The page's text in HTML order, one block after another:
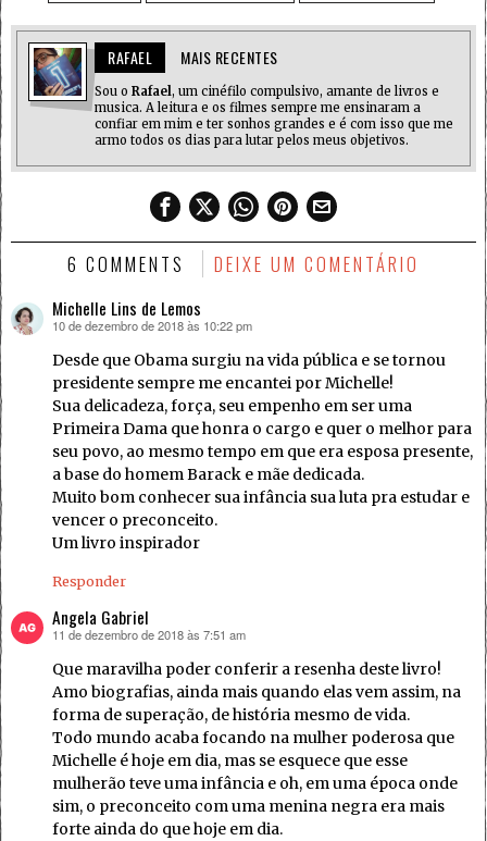
RAFAEL MAIS RECENTES
Sou o Rafael, um cinéfilo compulsivo, amante de livros e
musica. A leitura e os filmes sempre me ensinaram a
confiar em mim e ter sonhos grandes e é com isso que me
armo todos os dias para lutar pelos meus objetivos.
6 COMMENTS DEIXE UM COMENTÁRIO
Michelle Lins de Lemos
disse:
10 de dezembro de 2018 às 10:22 pm
Desde que Obama surgiu na vida pública e se tornou
presidente sempre me encantei por Michelle!
Sua delicadeza, força, seu empenho em ser uma
Primeira Dama que honra o cargo e quer o melhor para
seu povo, ao mesmo tempo em que era esposa presente,
a base do homem Barack e mãe dedicada.
Muito bom conhecer sua infância sua luta pra estudar e
vencer o preconceito.
Um livro inspirador
Responder
Angela Gabriel
disse:
11 de dezembro de 2018 às 7:51 am
Que maravilha poder conferir a resenha deste livro!
Amo biografias, ainda mais quando elas vem assim, na
forma de superação, de história mesmo de vida.
Todo mundo acaba focando na mulher poderosa que
Michelle é hoje em dia, mas se esquece que esse
mulherão teve uma infância e oh, em uma época onde
sim, o preconceito com uma menina negra era mais
forte ainda do que hoje em dia.